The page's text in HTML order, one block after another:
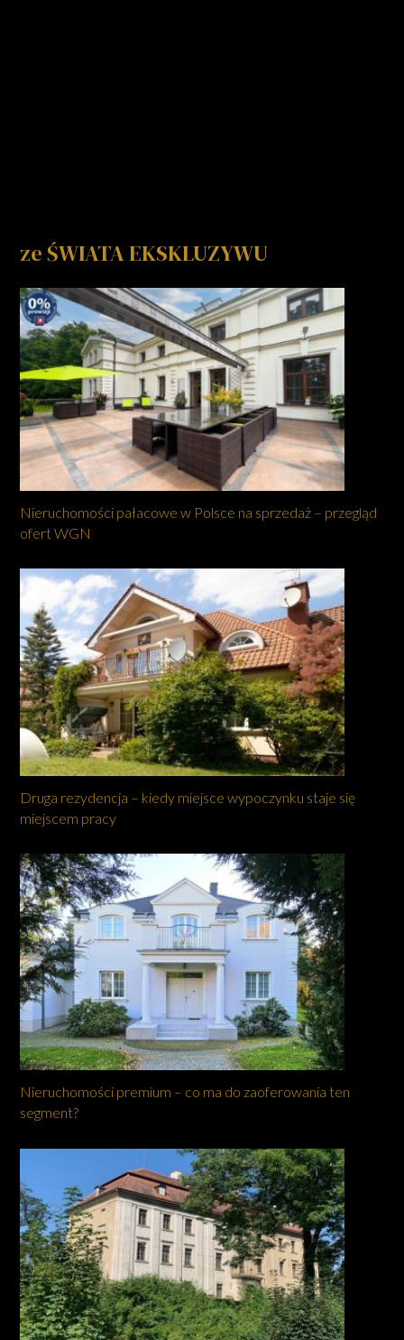
ze ŚWIATA EKSKLUZYWU
Nieruchomości pałacowe w Polsce na sprzedaż – przegląd
ofert WGN
Druga rezydencja – kiedy miejsce wypoczynku staje się
miejscem pracy
Nieruchomości premium – co ma do zaoferowania ten
segment?